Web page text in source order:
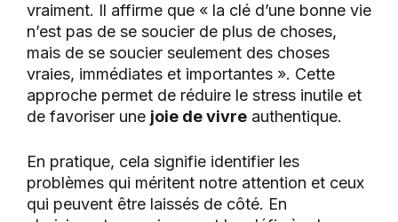
vraiment. Il affirme que « la clé d’une bonne vie
n’est pas de se soucier de plus de choses,
mais de se soucier seulement des choses
vraies, immédiates et importantes ». Cette
approche permet de réduire le stress inutile et
de favoriser une joie de vivre authentique.
En pratique, cela signifie identifier les
problèmes qui méritent notre attention et ceux
qui peuvent être laissés de côté. En